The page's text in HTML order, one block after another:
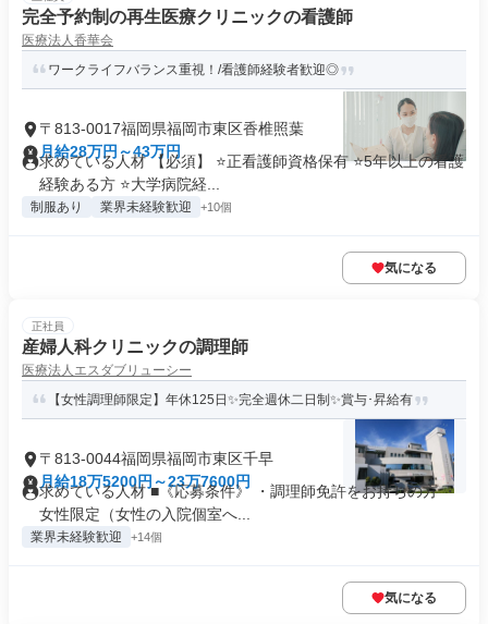
完全予約制の再生医療クリニックの看護師
医療法人香華会
ワークライフバランス重視！/看護師経験者歓迎◎
〒813-0017福岡県福岡市東区香椎照葉
月給28万円～43万円
求めている人材 【必須】 ⭐正看護師資格保有 ⭐5年以上の看護
経験ある方 ⭐大学病院経...
制服あり 業界未経験歓迎 +10個
気になる
正社員
産婦人科クリニックの調理師
医療法人エスダブリューシー
【女性調理師限定】年休125日✨完全週休二日制✨賞与･昇給有
〒813-0044福岡県福岡市東区千早
月給18万5200円～23万7600円
求めている人材 ■《応募条件》 ・調理師免許をお持ちの方 ・
女性限定（女性の入院個室へ...
業界未経験歓迎 +14個
気になる